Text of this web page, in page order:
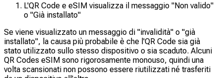
L'QR Code e eSIM visualizza il messaggio "Non valido"
o "Già installato"
Se viene visualizzato un messaggio di "invalidità" o "già
installato", la causa più probabile è che l'QR Code sia già
stato utilizzato sullo stesso dispositivo o sia scaduto. Alcuni
QR Codes eSIM sono rigorosamente monouso, quindi una
volta scansionati non possono essere riutilizzati né trasferiti